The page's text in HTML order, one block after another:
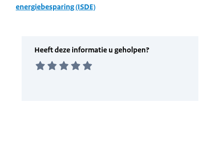
energiebesparing (ISDE)